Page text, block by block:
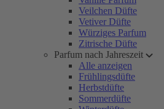
Veilchen Düfte
Vetiver Düfte
Würziges Parfum
Zitrische Düfte
Parfum nach Jahreszeit
Alle anzeigen
Frühlingsdüfte
Herbstdüfte
Sommerdüfte